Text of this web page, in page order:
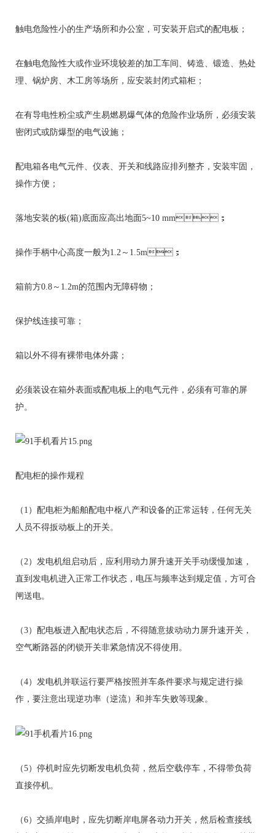
触电危险性小的生产场所和办公室，可安装开启式的配电板；
在触电危险性大或作业环境较差的加工车间、铸造、锻造、热处
理、锅炉房、木工房等场所，应安装封闭式箱柜；
在有导电性粉尘或产生易燃易爆气体的危险作业场所，必须安装
密闭式或防爆型的电气设施；
配电箱各电气元件、仪表、开关和线路应排列整齐，安装牢固，
操作方便；
落地安装的板(箱)底面应高出地面5~10 mm；
操作手柄中心高度一般为1.2～1.5m；
箱前方0.8～1.2m的范围内无障碍物；
保护线连接可靠；
箱以外不得有裸带电体外露；
必须装设在箱外表面或配电板上的电气元件，必须有可靠的屏
护。
配电柜的操作规程
（1）配电柜为船舶配电中枢八产和设备的正常运转，任何无关
人员不得扳动板上的开关。
（2）发电机组启动后，应利用动力屏升速开关手动缓慢加速，
直到发电机进入正常工作状态，电压与频率达到规定值，方可合
闸送电。
（3）配电板进入配电状态后，不得随意拔动动力屏升速开关，
空气断路器的闭锁开关非紧急情况不得使用。
（4）发电机并联运行要严格按照并车条件要求与规定进行操
作，要注意出现逆功率（逆流）和并车失败等现象。
（5）停机时应先切断发电机负荷，然后空载停车，不得带负荷
直接停机。
（6）交插岸电时，应先切断岸电屏各动力开关，然后检查接线